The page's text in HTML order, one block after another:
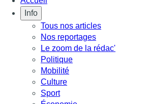
Info
Tous nos articles
Nos reportages
Le zoom de la rédac'
Politique
Mobilité
Culture
Sport